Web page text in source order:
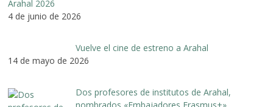
Arahal 2026
4 de junio de 2026
Vuelve el cine de estreno a Arahal
14 de mayo de 2026
Dos profesores de institutos de Arahal,